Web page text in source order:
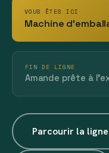
VOUS ÊTES ICI
Machine
FIN DE LIGNE
Amande prête à
Parcourir la